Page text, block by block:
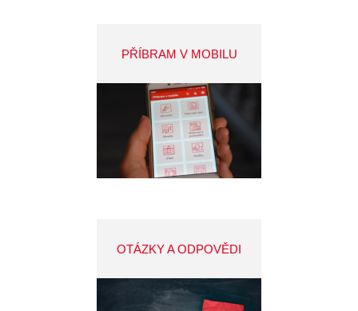
PŘÍBRAM V MOBILU
OTÁZKY A ODPOVĚDI